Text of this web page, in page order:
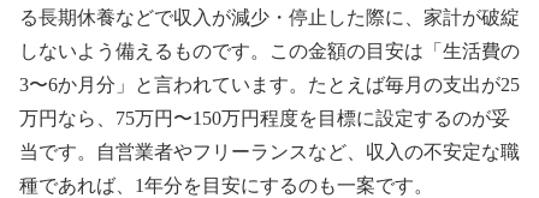
る長期休養などで収入が減少・停止した際に、家計が破綻
しないよう備えるものです。この金額の目安は「生活費の
3〜6か月分」と言われています。たとえば毎月の支出が25
万円なら、75万円〜150万円程度を目標に設定するのが妥
当です。自営業者やフリーランスなど、収入の不安定な職
種であれば、1年分を目安にするのも一案です。